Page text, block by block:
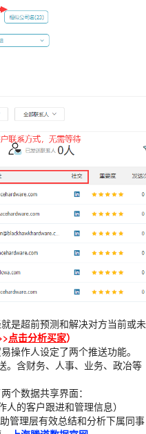
是超前预测和解决对方当前或未
点击分析买家）
操作人设定了两个推送功能。
。含财务、人事、业务、政冶等
个数据共享界面：
人的客户跟进和管理信息）
管理层有效总结和分析下属同事